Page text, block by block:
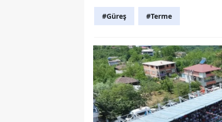
#Güreş #Terme